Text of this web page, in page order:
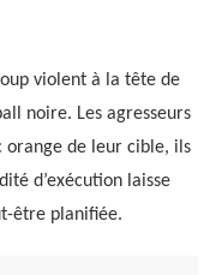
violent à la tête de
noire. Les agresseurs
orange de leur cible, ils
d’exécution laisse
être planifiée.